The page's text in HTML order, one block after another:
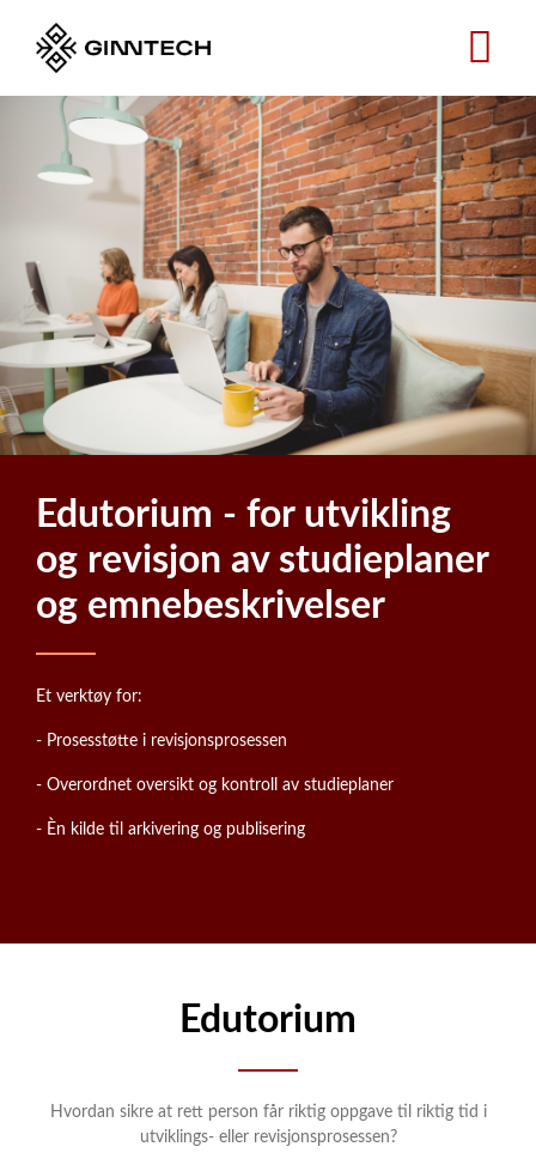
Edutorium - for utvikling
og revisjon av studieplaner
og emnebeskrivelser
Et verktøy for:
- Prosesstøtte i revisjonsprosessen
- Overordnet oversikt og kontroll av studieplaner
- Èn kilde til arkivering og publisering
Edutorium
Hvordan sikre at rett person får riktig oppgave til riktig tid i
utviklings- eller revisjonsprosessen?